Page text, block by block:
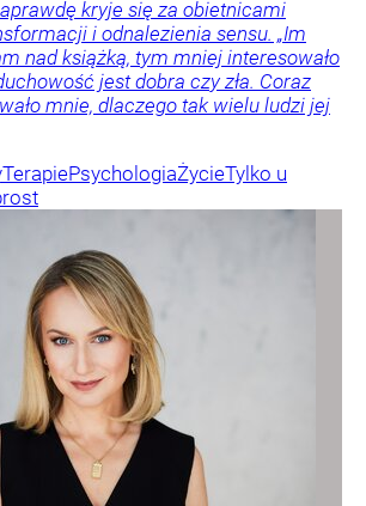
kryje się za obietnicami
i odnalezienia sensu. „Im
nad książką, tym mniej interesowało
jest dobra czy zła. Coraz
mnie, dlaczego tak wielu ludzi jej
TerapiePsychologiaŻycieTylko u